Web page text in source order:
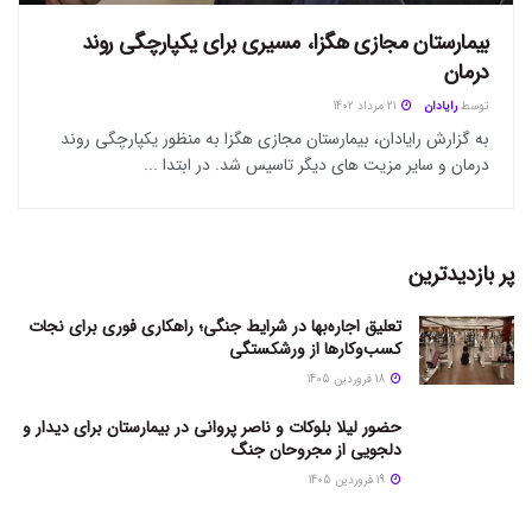
بیمارستان مجازی هگزا، مسیری برای یکپارچگی روند
درمان
توسط رایادان
به گزارش رایادان، بیمارستان مجازی هگزا به منظور یکپارچگی روند
درمان و سایر مزیت های دیگر تاسیس شد. در ابتدا ...
پر بازدیدترین
تعلیق اجاره‌بها در شرایط جنگی؛ راهکاری فوری برای نجات
کسب‌وکارها از ورشکستگی
حضور لیلا بلوکات و ناصر پروانی در بیمارستان برای دیدار و
دلجویی از مجروحان جنگ